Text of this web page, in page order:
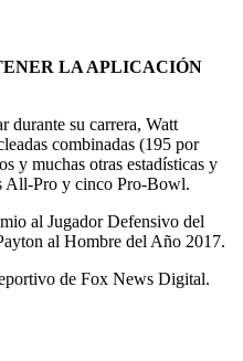
LA APLICACIÓN
durante su carrera, Watt
combinadas (195 por
y muchas otras estadísticas y
All-Pro y cinco Pro-Bowl.
al Jugador Defensivo del
al Hombre del Año 2017.
de Fox News Digital.